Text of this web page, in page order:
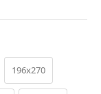
196x270